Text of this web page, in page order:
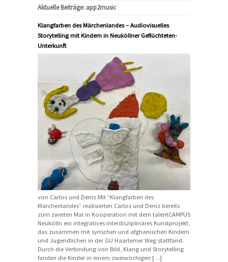
Aktuelle Beiträge: app2music
Klangfarben des Märchenlandes – Audiovisuelles
Storytelling mit Kindern in Neuköllner Geflüchteten-
Unterkunft
von Carlos und Deniz Mit “Klangfarben des
Märchenlandes” realisierten Carlos und Deniz bereits
zum zweiten Mal in Kooperation mit dem talentCAMPUS
Neukölln ein integratives interdisziplinäres Kunstprojekt,
das zusammen mit syrischen und afghanischen Kindern
und Jugendlichen in der GU Haarlemer Weg stattfand.
Durch die Verbindung von Bild, Klang und Storytelling
fanden die Kinder in einem zweiwöchigen […]